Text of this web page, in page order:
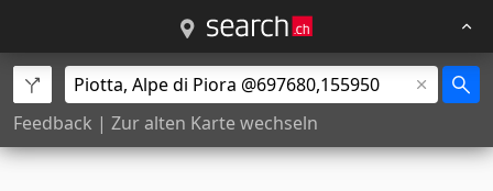
Feedback | Zur alten Karte wechseln